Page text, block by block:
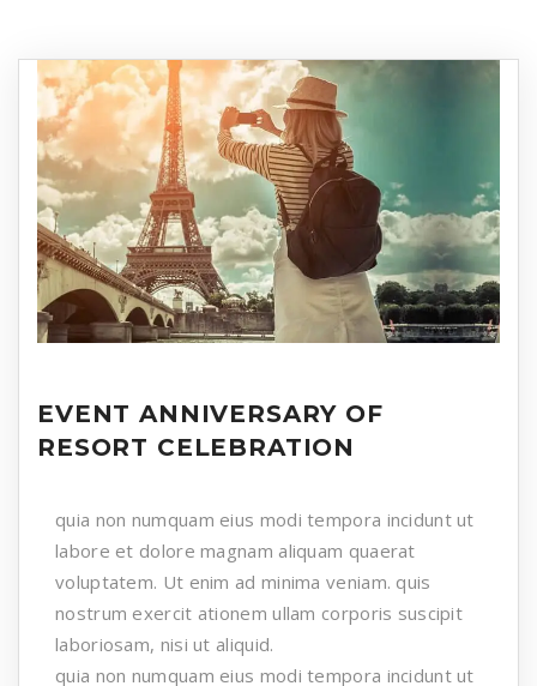
EVENT ANNIVERSARY OF
RESORT CELEBRATION
quia non numquam eius modi tempora incidunt ut
labore et dolore magnam aliquam quaerat
voluptatem. Ut enim ad minima veniam. quis
nostrum exercit ationem ullam corporis suscipit
laboriosam, nisi ut aliquid.
quia non numquam eius modi tempora incidunt ut